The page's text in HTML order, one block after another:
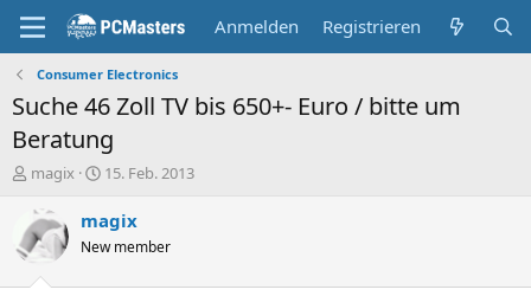
Anmelden Registrieren
Consumer Electronics
Suche 46 Zoll TV bis 650+- Euro / bitte um
Beratung
E
s
t
e
magix
E
s
e
15. Feb. 2013
magix
New member